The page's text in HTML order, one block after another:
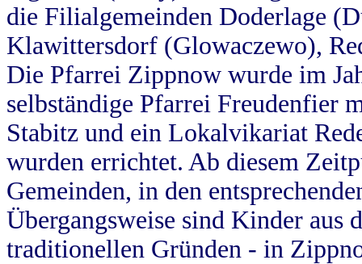
die Filialgemeinden Doderlage
Klawittersdorf (Glowaczewo),
Die Pfarrei Zippnow wurde im
selbständige Pfarrei Freudenfier
Stabitz und ein Lokalvikariat
wurden errichtet. Ab diesem
Gemeinden, in den
Übergangsweise sind Kinder aus
traditionellen Gründen - in